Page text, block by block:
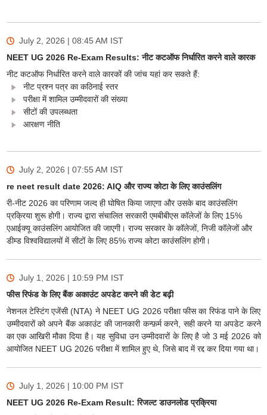
July 2, 2026 | 08:45 AM IST
NEET UG 2026 Re-Exam Results: नीट कटऑफ निर्धारित करने वाले कारक
नीट कटऑफ निर्धारित करने वाले कारकों की जांच यहां कर सकते हैं:
नीट प्रश्न पत्र का कठिनाई स्तर
परीक्षा में शामिल उम्मीदवारों की संख्या
सीटों की उपलब्धता
आरक्षण नीति
July 2, 2026 | 07:55 AM IST
re neet result date 2026: AIQ और राज्य कोटा के लिए काउंसलिंग
री-नीट 2026 का परिणाम जल्द ही घोषित किया जाएगा और उसके बाद काउंसलिंग
प्रक्रिया शुरू होगी। राज्य द्वारा संचालित सरकारी एमबीबीएस कॉलेजों के लिए 15%
एआईक्यू काउंसलिंग आयोजित की जाएगी। राज्य सरकार के कॉलेजों, निजी कॉलेजों और
डीम्ड विश्वविद्यालयों में सीटों के लिए 85% राज्य कोटा काउंसलिंग होगी।
July 1, 2026 | 10:59 PM IST
फीस रिफंड के लिए बैंक अकाउंट अपडेट करने की डेट बढ़ी
नेशनल टेस्टिंग एजेंसी (NTA) ने NEET UG 2026 परीक्षा फीस का रिफंड पाने के लिए
उम्मीदवारों को अपने बैंक अकाउंट की जानकारी कन्फ़र्म करने, सही करने या अपडेट करने
का एक आखिरी मौका दिया है। यह सुविधा उन उम्मीदवारों के लिए है जो 3 मई 2026 को
आयोजित NEET UG 2026 परीक्षा में शामिल हुए थे, जिसे बाद में रद्द कर दिया गया था।
July 1, 2026 | 10:00 PM IST
NEET UG 2026 Re-Exam Result: रिजल्ट डाउनलोड प्रक्रिया